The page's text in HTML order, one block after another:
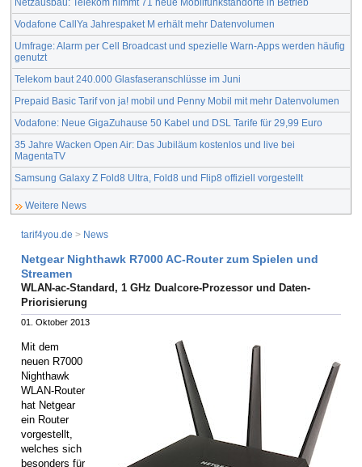
Vodafone CallYa Jahrespaket M erhält mehr Datenvolumen
Umfrage: Alarm per Cell Broadcast und spezielle Warn-Apps werden häufig
genutzt
Telekom baut 240.000 Glasfaseranschlüsse im Juni
Prepaid Basic Tarif von ja! mobil und Penny Mobil mit mehr Datenvolumen
Vodafone: Neue GigaZuhause 50 Kabel und DSL Tarife für 29,99 Euro
35 Jahre Wacken Open Air: Das Jubiläum kostenlos und live bei
MagentaTV
Samsung Galaxy Z Fold8 Ultra, Fold8 und Flip8 offiziell vorgestellt
Weitere News
tarif4you.de > News
Netgear Nighthawk R7000 AC-Router zum Spielen und
Streamen
WLAN-ac-Standard, 1 GHz Dualcore-Prozessor und Daten-
Priorisierung
01. Oktober 2013
Mit dem
neuen R7000
Nighthawk
WLAN-Router
hat Netgear
ein Router
vorgestellt,
welches sich
besonders für